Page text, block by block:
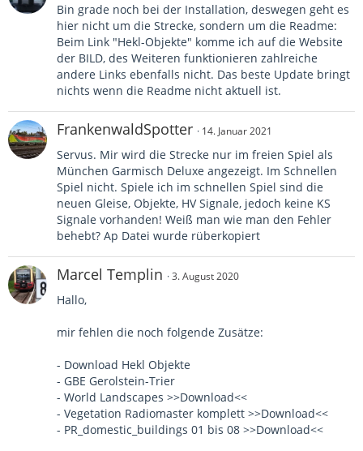
Bin grade noch bei der Installation, deswegen geht es
hier nicht um die Strecke, sondern um die Readme:
Beim Link "Hekl-Objekte" komme ich auf die Website
der BILD, des Weiteren funktionieren zahlreiche
andere Links ebenfalls nicht. Das beste Update bringt
nichts wenn die Readme nicht aktuell ist.
FrankenwaldSpotter 14. Januar 2021
Servus. Mir wird die Strecke nur im freien Spiel als
München Garmisch Deluxe angezeigt. Im Schnellen
Spiel nicht. Spiele ich im schnellen Spiel sind die
neuen Gleise, Objekte, HV Signale, jedoch keine KS
Signale vorhanden! Weiß man wie man den Fehler
behebt? Ap Datei wurde rüberkopiert
Marcel Templin 3. August 2020
Hallo,
mir fehlen die noch folgende Zusätze:
- Download Hekl Objekte
- GBE Gerolstein-Trier
- World Landscapes >>Download<<
- Vegetation Radiomaster komplett >>Download<<
- PR_domestic_buildings 01 bis 08 >>Download<<